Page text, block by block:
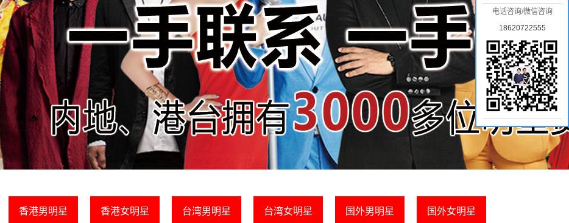
香港男明星 香港女明星 台湾男明星 台湾女明星 国外男明星 国外女明星
电话咨询/微信咨询
18620722555